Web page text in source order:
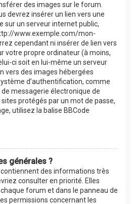
des images sur le forum.
devrez insérer un lien vers une
sur un serveur internet public,
www.exemple.com/mon-
cependant ni insérer de lien vers
votre propre ordinateur (à moins,
ci soit en lui-même un serveur
vers des images hébergées
d’authentification, comme
messagerie électronique de
protégés par un mot de passe,
utilisez la balise BBCode
générales ?
des informations très
consulter en priorité. Elles
forum et dans le panneau de
permissions concernant les